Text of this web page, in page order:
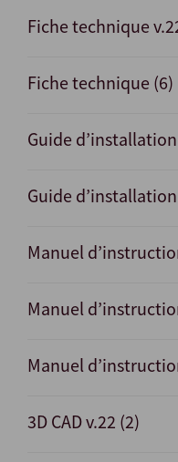
Fiche technique
Fiche technique (6)
Guide
Guide
Manuel
Manuel
Manuel
3D CAD v.22 (2)